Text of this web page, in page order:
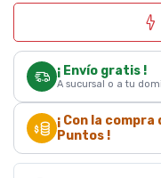
¡ Envío gratis !
A sucursal o a tu
¡ Con la
Puntos !